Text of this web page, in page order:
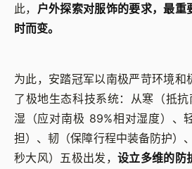
此， 户外探索对服饰的要求，最重
时而变。
为此，安踏冠军以南极严苛环境和
了极地生态科技系统：从寒（抵
湿（应对南极 89%相对湿度）、
担）、韧（保障行程中装备防护）
秒大风）五极出发， 设立多维的防